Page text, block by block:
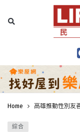
Home 高雄推動性別友
綜合